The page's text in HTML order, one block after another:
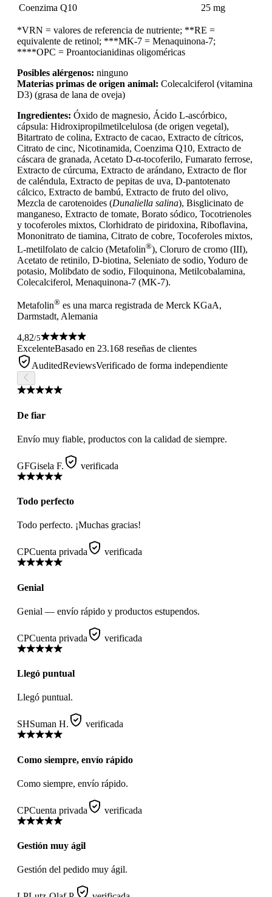
Coenzima Q10
25 mg
*VRN = valores de referencia de nutriente; **RE =
equivalente de retinol; ***MK-7 = Menaquinona-7;
****OPC = Proantocianidinas oligoméricas
Posibles alérgenos: ninguno
Materias primas de origen animal: Colecalciferol (vitamina
D3) (grasa de lana de oveja)
Ingredientes: Óxido de magnesio, Ácido L-ascórbico,
cápsula: Hidroxipropilmetilcelulosa (de origen vegetal),
Bitartrato de colina, Extracto de cacao, Extracto de cítricos,
Citrato de cinc, Nicotinamida, Coenzima Q10, Extracto de
cáscara de granada, Acetato D-α-tocoferilo, Fumarato ferrose,
Extracto de cúrcuma, Extracto de arándano, Extracto de flor
de caléndula, Extracto de pepitas de uva, D-pantotenato
cálcico, Extracto de bambú, Extracto de fruto del olivo,
Mezcla de carotenoides (Dunaliella salina), Bisglicinato de
manganeso, Extracto de tomate, Borato sódico, Tocotrienoles
y tocoferoles mixtos, Clorhidrato de piridoxina, Riboflavina,
Mononitrato de tiamina, Citrato de cobre, Tocoferoles mixtos,
L-metilfolato de calcio (Metafolin®), Cloruro de cromo (III),
Acetato de retinilo, D-biotina, Seleniato de sodio, Yoduro de
potasio, Molibdato de sodio, Filoquinona, Metilcobalamina,
Colecalciferol, Menaquinona-7 (MK-7).
Metafolin® es una marca registrada de Merck KGaA,
Darmstadt, Alemania
4,82/5
ExcelenteBasado en 23.168 reseñas de clientes
AuditedReviewsVerificado de forma independiente
De fiar
Envío muy fiable, productos con la calidad de siempre.
GFGisela F. verificada
Todo perfecto
Todo perfecto. ¡Muchas gracias!
CPCuenta privada verificada
Genial
Genial — envío rápido y productos estupendos.
CPCuenta privada verificada
Llegó puntual
Llegó puntual.
SHSuman H. verificada
Como siempre, envío rápido
Como siempre, envío rápido.
CPCuenta privada verificada
Gestión muy ágil
Gestión del pedido muy ágil.